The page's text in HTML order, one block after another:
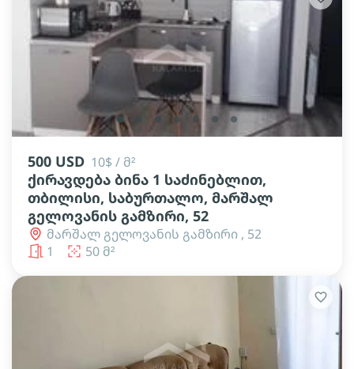
lens lens lens lens lens lens
500 USD 10$ / მ²
ქირავდება ბინა 1 საძინებლით,
თბილისი, საბურთალო, მარშალ
გელოვანის გამზირი, 52
მარშალ გელოვანის გამზირი , 52
1
50 მ²